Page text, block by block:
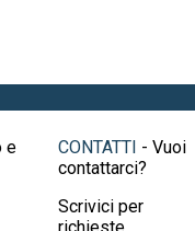
e
CONTATTI - Vuoi
contattarci?
Scrivici per
richieste